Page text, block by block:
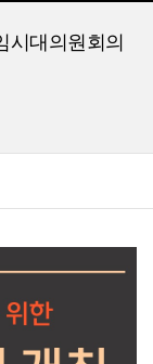
시대의원회의